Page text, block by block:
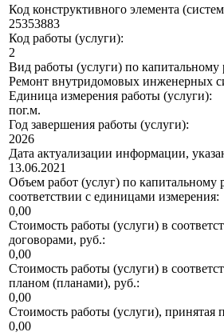
Код конструктивного элемента
25353883
Код работы (услуги):
2
Вид работы (услуги) по капитальному
Ремонт внутридомовых инженерных
Единица измерения работы (услуги):
пог.м.
Год завершения работы (услуги):
2026
Дата актуализации информации,
13.06.2021
Объем работ (услуг) по капитальному
соответствии с единицами измерения:
0,00
Стоимость работы (услуги) в
договорами, руб.:
0,00
Стоимость работы (услуги) в
планом (планами), руб.:
0,00
Стоимость работы (услуги), принятая
0,00